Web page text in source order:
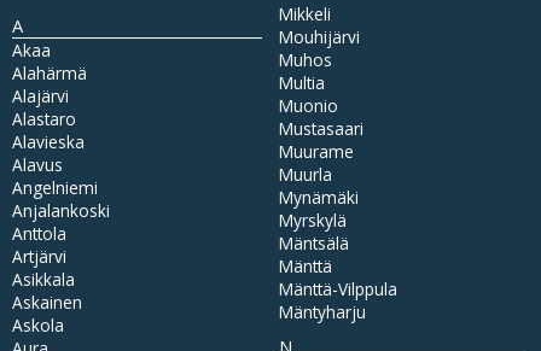
A
Akaa
Alahärmä
Alajärvi
Alastaro
Alavieska
Alavus
Angelniemi
Anjalankoski
Anttola
Artjärvi
Asikkala
Askainen
Askola
Mikkeli
Mouhijärvi
Muhos
Multia
Muonio
Mustasaari
Muurame
Muurla
Mynämäki
Myrskylä
Mäntsälä
Mänttä
Mänttä-Vilppula
Mäntyharju
N